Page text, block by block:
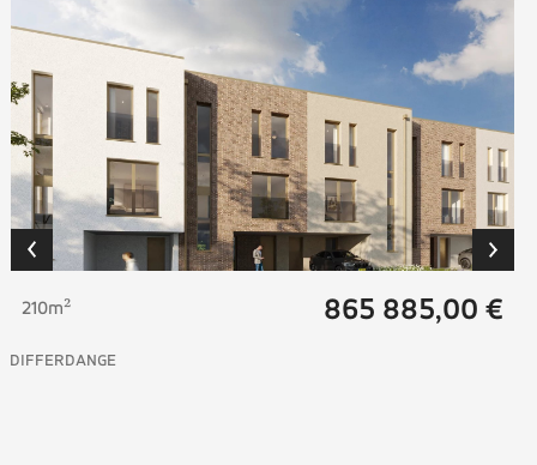
210m² 865 885,00 €
DIFFERDANGE